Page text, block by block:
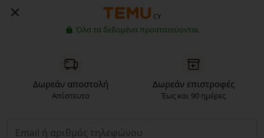
CY
Όλα τα δεδομένα προστατεύονται
Δωρεάν αποστολή
Απίστευτο
Δωρεάν επιστροφές
Έως και 90 ημέρες